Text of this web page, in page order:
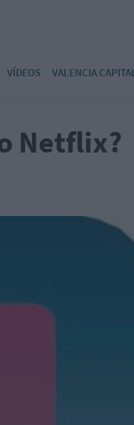
VÍDEOS VALENCIA CAPITAL
Netflix?